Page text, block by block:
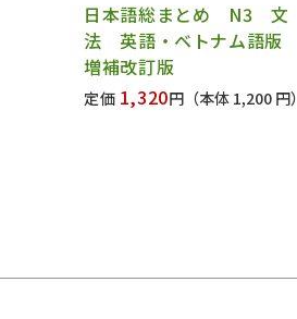
日本語総まとめ N3 文
法 英語・ベトナム語版
増補改訂版
定価 1,320円 （本体 1,200 円）